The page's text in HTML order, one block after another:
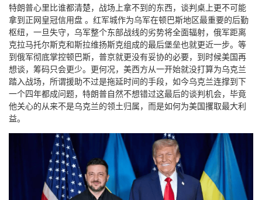
特朗普心里比谁都清楚，战场上拿不到的东西，谈判桌上更不可能
拿到正网皇冠信用盘 。红军城作为乌军在顿巴斯地区最重要的后勤
枢纽，一旦失守，乌军整个东部战线的劣势将全面辐射，俄军距离
克拉马托尔斯克和斯拉维扬斯克组成的最后堡垒也就更近一步。等
到俄军彻底掌控顿巴斯，普京就更没有妥协的必要，到时候美国再
想谈，筹码只会更少。更何况，美西方从一开始就没打算为乌克兰
踏入战场，所谓援助不过是拖延时间的手段，如今乌克兰连撑到下
一个四年都成问题，特朗普自然不想错过这最后的谈判机会，毕竟
他关心的从来不是乌克兰的领土归属，而是如何为美国攫取最大利
益。